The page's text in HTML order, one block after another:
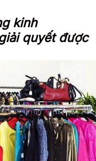
không có logo
kinh
quyết được